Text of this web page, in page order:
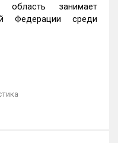
область занимает
Федерации среди